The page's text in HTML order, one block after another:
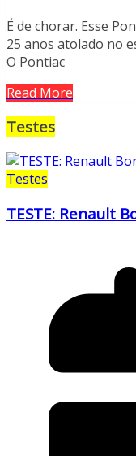
É de chorar. Esse
25 anos atolado no
O Pontiac
Read More
Testes
Testes
TESTE: Renault